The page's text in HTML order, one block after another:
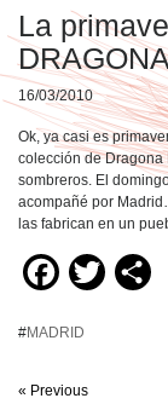
La
16/03/2010
Ok, ya casi es
colección de Dragona
sombreros. El
acompañé por
las fabrican en un
Facebook
Twitter
#MADRID
« Previous